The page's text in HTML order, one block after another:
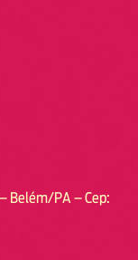
Belém/PA – Cep: